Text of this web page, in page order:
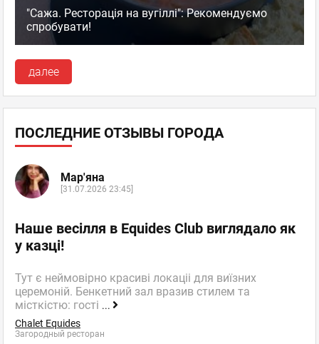
"Сажа. Ресторація на вугіллі": Рекомендуємо
спробувати!
далее
ПОСЛЕДНИЕ ОТЗЫВЫ ГОРОДА
Мар'яна
[31.07.2026 23:45]
Наше весілля в Equides Club виглядало як
у казці!
Тут є неймовірно красиві локаціі для виїзних
церемоній. Бенкетний зал вразив стилем та
місткістю: гості ...
Chalet Equides
Загородный ресторан